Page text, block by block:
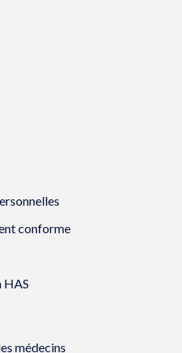
ê
t
e
ê
conforme
HAS
médecins